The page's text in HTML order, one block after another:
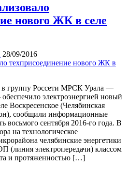
нового ЖК в селе
28/09/2016
в группу Россети МРСК Урала —
электроэнергией новый
Воскресенское (Челябинская
сообщили информационные
восьмого сентября 2016-го года. В
на технологическое
челябинские энергетики
(линия электропередачи) классом
и протяженностью […]